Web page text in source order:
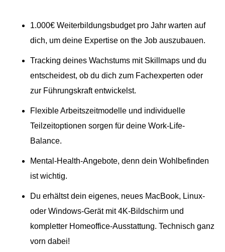
1.000€ Weiterbildungsbudget pro Jahr warten auf
dich, um deine Expertise on the Job auszubauen.
Tracking deines Wachstums mit Skillmaps und du
entscheidest, ob du dich zum Fachexperten oder
zur Führungskraft entwickelst.
Flexible Arbeitszeitmodelle und individuelle
Teilzeitoptionen sorgen für deine Work-Life-
Balance.
Mental-Health-Angebote, denn dein Wohlbefinden
ist wichtig.
Du erhältst dein eigenes, neues MacBook, Linux-
oder Windows-Gerät mit 4K-Bildschirm und
kompletter Homeoffice-Ausstattung. Technisch ganz
vorn dabei!